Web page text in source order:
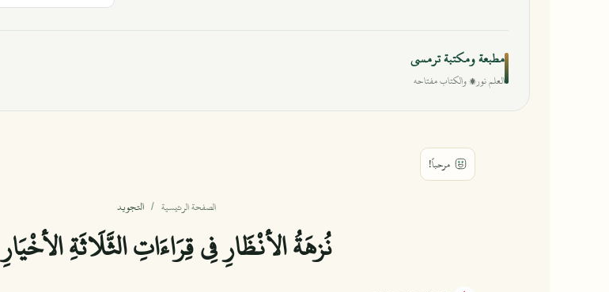
مطبعة ومكتبة ترمسي
العلم نور، والكتاب مفتاحه
الصفحة الرئيسية التجويد
نُزهَةُ الأنْظَارِ فِي قِرَاءَاتِ الثَّلَاثَةِ الأخْيَارِ